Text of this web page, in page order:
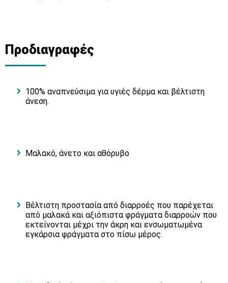
Προδιαγραφές
100% αναπνεύσιμα για υγιές δέρμα και βέλτιστη
άνεση.
Μαλακό, άνετο και αθόρυβο
Βέλτιστη προστασία από διαρροές που παρέχεται
από μαλακά και αξιόπιστα φράγματα διαρροών που
εκτείνονται μέχρι την άκρη και ενσωματωμένα
εγκάρσια φράγματα στο πίσω μέρος.